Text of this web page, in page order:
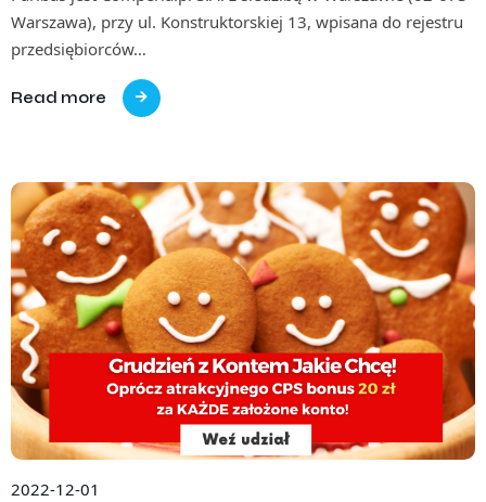
Warszawa), przy ul. Konstruktorskiej 13, wpisana do rejestru
przedsiębiorców…
Read more
2022-12-01